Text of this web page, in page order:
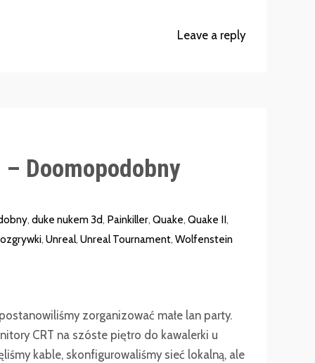
Leave a reply
– Doomopodobny
, duke nukem 3d, Painkiller, Quake, Quake II,
, Unreal, Unreal Tournament, Wolfenstein
zorganizować małe lan party.
CRT na szóste piętro do kawalerki u
kable, skonfigurowaliśmy sieć lokalną, ale